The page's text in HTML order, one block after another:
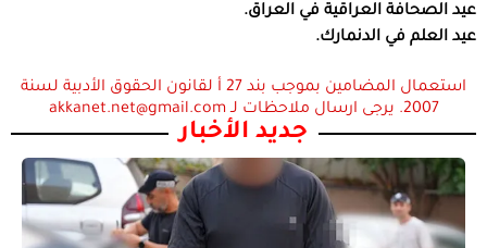
عيد الصحافة العراقية في العراق.
عيد العلم في الدنمارك.
استعمال المضامين بموجب بند 27 أ لقانون الحقوق الأدبية لسنة
2007. يرجى ارسال ملاحظات لـ akkanet.net@gmail.com
جديد الأخبار